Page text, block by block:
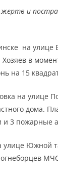
и
на
Хозяев в
на 15
на улице
дома.
и 3 пожарные
улице Южной
огнеборцев